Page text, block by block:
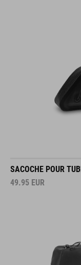
SACOCHE POUR
49.95 EUR